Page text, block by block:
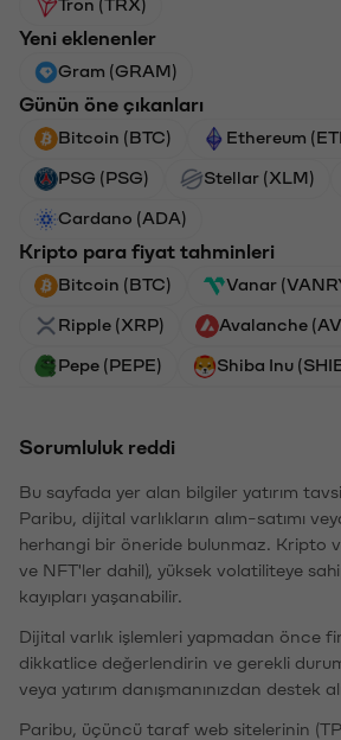
Tron (TRX)
Yeni eklenenler
Gram (GRAM)
Günün öne çıkanları
Bitcoin (BTC) Ethereum
PSG (PSG) Stellar (XLM)
Cardano (ADA)
Kripto para fiyat tahminleri
Bitcoin (BTC) Vanar
Ripple (XRP) Avalanche
Pepe (PEPE) Shiba Inu
Sorumluluk reddi
Bu sayfada yer alan bilgiler yatırım
Paribu, dijital varlıkların alım-satımı
herhangi bir öneride bulunmaz. Kripto
ve NFT'ler dahil), yüksek volatiliteye
kayıpları yaşanabilir.
Dijital varlık işlemleri yapmadan önce
dikkatlice değerlendirin ve gerekli
veya yatırım danışmanınızdan destek
Paribu, üçüncü taraf web sitelerinin